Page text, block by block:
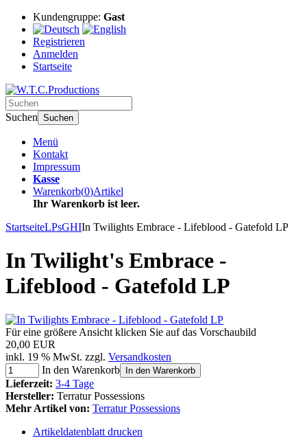
Kundengruppe: Gast
Registrieren
Anmelden
Startseite
Suchen Suchen
Menü
Kontakt
Impressum
Kasse
Warenkorb(0)Artikel
Ihr Warenkorb ist leer.
StartseiteLPsGHIIn Twilights Embrace - Lifeblood - Gatefold LP
In Twilight's Embrace -
Lifeblood - Gatefold LP
Für eine größere Ansicht klicken Sie auf das Vorschaubild
20,00 EUR
inkl. 19 % MwSt. zzgl. Versandkosten
In den Warenkorb
In den Warenkorb
Lieferzeit: 3-4 Tage
Hersteller: Terratur Possessions
Mehr Artikel von: Terratur Possessions
Artikeldatenblatt drucken